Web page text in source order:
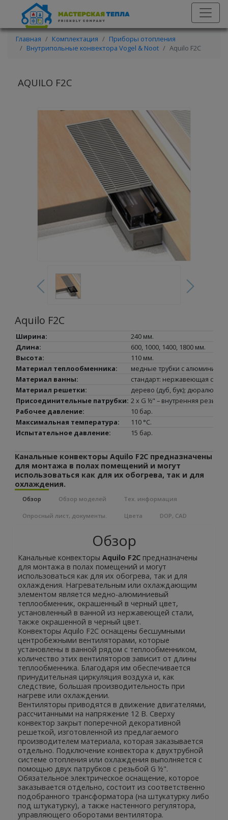
Главная Комплектация
Приборы отопления
Внутрипольные конвектора Vogel & Noot
Aquilo F2C
AQUILO F2C
Aquilo F2C
Ширина:
240 мм.
Длина:
600, 1000, 1400, 1800 мм.
Высота:
110 мм.
Материал теплообменника:
медные трубки с
Материал ванны:
стандарт: нержавеющая
Материал решетки:
дерево (дуб, бук);
Присоединительные патрубки: 2 x G ½" – внутренняя резьба.
Рабочее давление:
10 бар.
Максимальная температура:
110 °C.
Испытательное давление:
15 бар.
Канальные конвекторы Aquilo F2C предназначены
для монтажа в полах помещений и могут
использоваться как для их обогрева, так и для
охлаждения.
Обзор Обзор моделей Тех. информация
Опросный лист, документы. Цвета DOP, CAD
Обзор
Канальные конвекторы Aquilo F2C предназначены
для монтажа в полах помещений и могут
использоваться как для их обогрева, так и для
охлаждения. Нагревательным или охлаждающим
элементом является медно-алюминиевый
теплообменник, окрашенный в черный цвет,
установленный в ванной из нержавеющей стали,
также окрашенной в черный цвет.
Конвекторы Aquilo F2C оснащены бесшумными
центробежными вентиляторами, которые
установлены в ванной рядом с теплообменником,
количество этих вентиляторов зависит от длины
теплообменника. Благодаря им обеспечивается
принудительная циркуляция воздуха и, как
следствие, большая производительность при
нагреве или охлаждении.
Вентиляторы приводятся в движение двигателями,
рассчитанными на напряжение 12 В. Сверху
конвектор закрыт поперечной декоративной
решеткой, изготовленной из предлагаемого
производителем материала, которая заказывается
отдельно. Подключение конвектора к двухтрубной
системе отопления или охлаждения выполняется с
помощью двух патрубков с резьбой G ½".
Обязательное электрическое оснащение, которое
заказывается отдельно, состоит из соответственно
подобранного трансформатора (на штукатурку либо
под штукатурку), а также настенного регулятора,
управляющего оборотами вентилятора.